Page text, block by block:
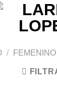
/ FEMENINO